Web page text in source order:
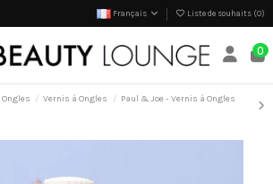
Français Liste de souhaits (0)
0
Ongles Vernis à Ongles
Paul & Joe - Vernis à Ongles